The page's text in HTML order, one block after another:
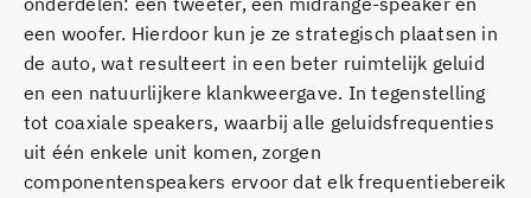
een woofer. Hierdoor kun je ze strategisch plaatsen in
de auto, wat resulteert in een beter ruimtelijk geluid
en een natuurlijkere klankweergave. In tegenstelling
tot coaxiale speakers, waarbij alle geluidsfrequenties
uit één enkele unit komen, zorgen
componentenspeakers ervoor dat elk frequentiebereik